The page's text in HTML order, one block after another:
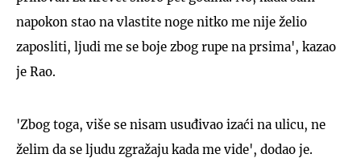
napokon stao na vlastite noge nitko me nije želio
zaposliti, ljudi me se boje zbog rupe na prsima', kazao
je Rao.
'Zbog toga, više se nisam usuđivao izaći na ulicu, ne
želim da se ljudu zgražaju kada me vide', dodao je.